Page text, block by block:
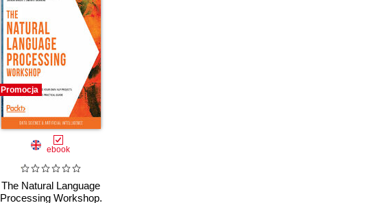
Promocja
ebook
The Natural Language
Processing Workshop.